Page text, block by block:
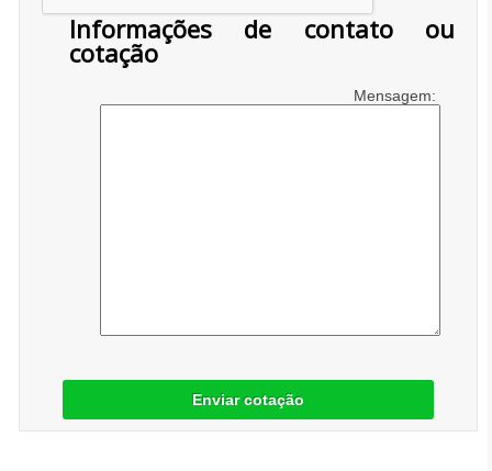
Informações de contato ou
cotação
Mensagem:
Enviar cotação